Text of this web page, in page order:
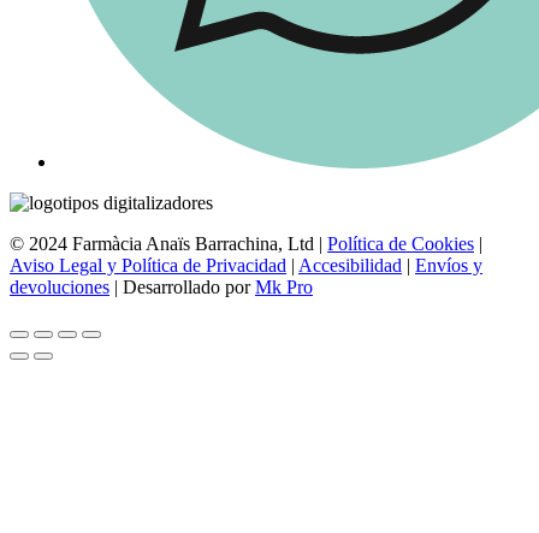
© 2024 Farmàcia Anaïs Barrachina, Ltd | Política de Cookies |
Aviso Legal y Política de Privacidad | Accesibilidad | Envíos y
devoluciones | Desarrollado porMk Pro